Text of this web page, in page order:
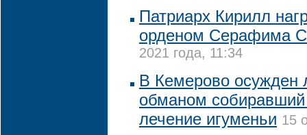
Патриарх Кирилл
орденом Серафима
2021 года, 11:34
В Кемерово осужден
обманом
лечение игуменьи 15